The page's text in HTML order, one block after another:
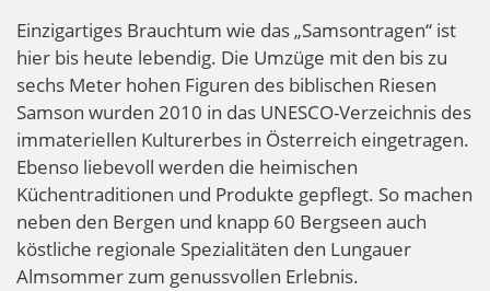
Einzigartiges Brauchtum wie das „Samsontragen“ ist
hier bis heute lebendig. Die Umzüge mit den bis zu
sechs Meter hohen Figuren des biblischen Riesen
Samson wurden 2010 in das UNESCO-Verzeichnis des
immateriellen Kulturerbes in Österreich eingetragen.
Ebenso liebevoll werden die heimischen
Küchentraditionen und Produkte gepflegt. So machen
neben den Bergen und knapp 60 Bergseen auch
köstliche regionale Spezialitäten den Lungauer
Almsommer zum genussvollen Erlebnis.